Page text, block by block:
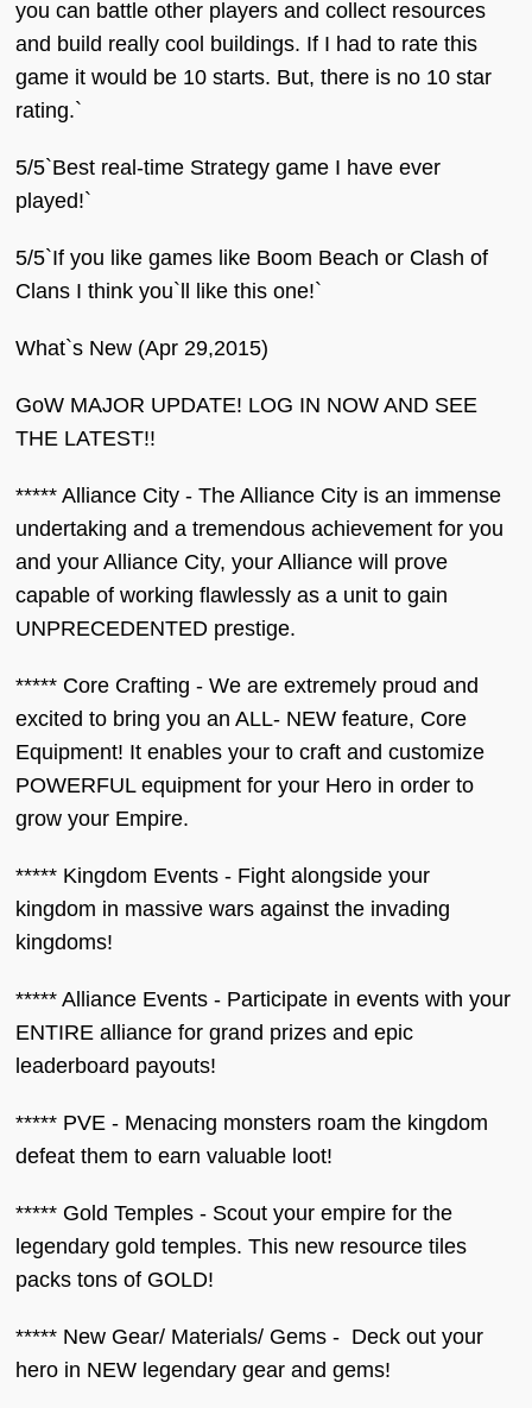
you can battle other players and collect resources
and build really cool buildings. If I had to rate this
game it would be 10 starts. But, there is no 10 star
rating.`
5/5`Best real-time Strategy game I have ever
played!`
5/5`If you like games like Boom Beach or Clash of
Clans I think you`ll like this one!`
What`s New (Apr 29,2015)
GoW MAJOR UPDATE! LOG IN NOW AND SEE
THE LATEST!!
***** Alliance City - The Alliance City is an immense
undertaking and a tremendous achievement for you
and your Alliance City, your Alliance will prove
capable of working flawlessly as a unit to gain
UNPRECEDENTED prestige.
***** Core Crafting - We are extremely proud and
excited to bring you an ALL- NEW feature, Core
Equipment! It enables your to craft and customize
POWERFUL equipment for your Hero in order to
grow your Empire.
***** Kingdom Events - Fight alongside your
kingdom in massive wars against the invading
kingdoms!
***** Alliance Events - Participate in events with your
ENTIRE alliance for grand prizes and epic
leaderboard payouts!
***** PVE - Menacing monsters roam the kingdom
defeat them to earn valuable loot!
***** Gold Temples - Scout your empire for the
legendary gold temples. This new resource tiles
packs tons of GOLD!
***** New Gear/ Materials/ Gems - Deck out your
hero in NEW legendary gear and gems!